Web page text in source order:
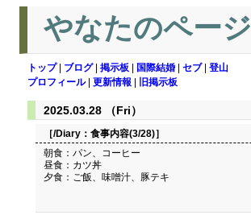
やなたのページ
トップ| ブログ| 掲示板 国際結婚 セブ| 登山
プロフィール| 更新情報 旧掲示板
2025.03.28 （Fri）
［/Diary： 食事内容(3/28)］
朝食：パン、コーヒー
昼食：カツ丼
夕食：ご飯、味噌汁、豚テキ